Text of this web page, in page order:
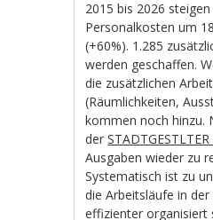
2015 bis 2026
Personalkosten um
(+60%). 1.285
werden geschaffen.
die zusätzlichen
(Räumlichkeiten,
kommen noch hinzu.
derSTADTGESTLTER
Ausgaben wieder zu
Systematisch ist zu
die Arbeitsläufe in
effizienter organisiert